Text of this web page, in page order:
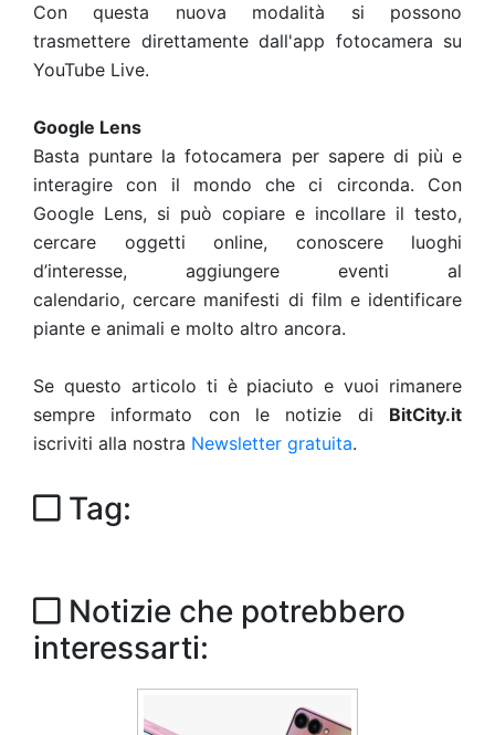
Con questa nuova modalità si possono
trasmettere direttamente dall'app fotocamera su
YouTube Live.
Google Lens
Basta puntare la fotocamera per sapere di più e
interagire con il mondo che ci circonda. Con
Google Lens, si può copiare e incollare il testo,
cercare oggetti online, conoscere luoghi
d’interesse, aggiungere eventi al
calendario, cercare manifesti di film e identificare
piante e animali e molto altro ancora.
Se questo articolo ti è piaciuto e vuoi rimanere
sempre informato con le notizie di BitCity.it
iscriviti alla nostra Newsletter gratuita.
Tag:
Notizie che potrebbero
interessarti: